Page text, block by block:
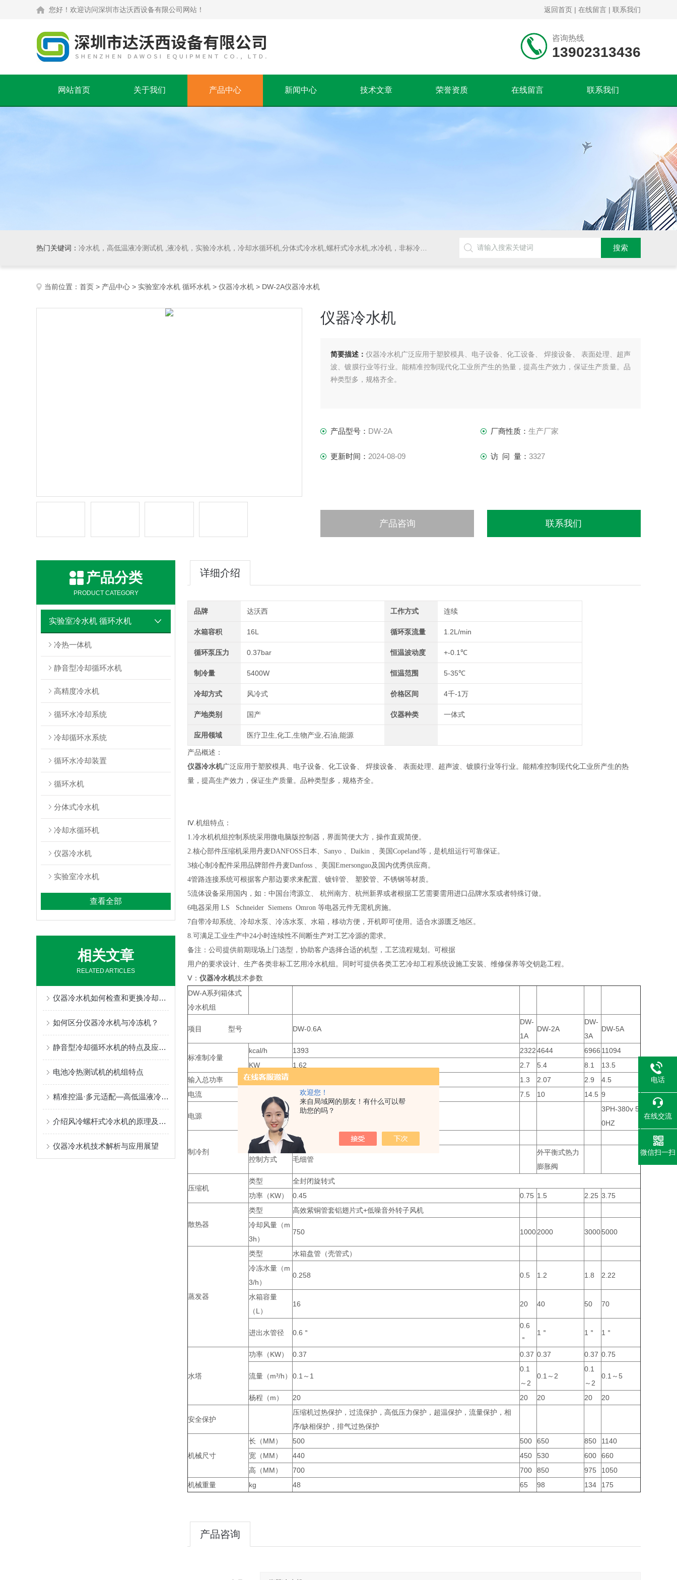
欢迎您！
来自局域网的朋友！有什么可以帮
助您的吗？
您好！欢迎访问深圳市达沃西设备有限公司网站！ 返回首页 | 在线留言 | 联系我们
咨询热线
13902313436
网站首页 关于我们 产品中心 新闻中心 技术文章 荣誉资质 在线留言 联系我们
热门关键词： 冷水机，高低温液冷测试机 ,液冷机，实验冷水机，冷却水循环机,分体式冷水机,螺杆式冷水机,水冷机，非标冷水机
当前位置： 首页 > 产品中心 > 实验室冷水机 循环水机 > 仪器冷水机 > DW-2A仪器冷水机
仪器冷水机
简要描述： 仪器冷水机广泛应用于塑胶模具、电子设备、化工设备、 焊接设备、 表面处理、超声
波、镀膜行业等行业。能精准控制现代化工业所产生的热量，提高生产效力，保证生产质量。品
种类型多，规格齐全。
产品型号： DW-2A 厂商性质： 生产厂家
更新时间： 2024-08-09 访 问 量： 3327
产品咨询 联系我们
产品分类
PRODUCT CATEGORY
实验室冷水机 循环水机
冷热一体机
静音型冷却循环水机
高精度冷水机
循环水冷却系统
冷却循环水系统
循环水冷却装置
循环水机
分体式冷水机
冷却水循环机
仪器冷水机
实验室冷水机
查看全部
相关文章
RELATED ARTICLES
仪器冷水机如何检查和更换冷却液或冷媒
如何区分仪器冷水机与冷冻机？
静音型冷却循环水机的特点及应用领域介绍
电池冷热测试机的机组特点
精准控温·多元适配—高低温液冷测试机赋能多领域高质量发展
介绍风冷螺杆式冷水机的原理及机组特点
仪器冷水机技术解析与应用展望
详细介绍
品牌 达沃西 工作方式 连续
水箱容积 16L 循环泵流量 1.2L/min
循环泵压力 0.37bar 恒温波动度 +-0.1℃
制冷量 5400W 恒温范围 5-35℃
冷却方式 风冷式 价格区间 4千-1万
产地类别 国产 仪器种类 一体式
应用领域 医疗卫生,化工,生物产业,石油,能源
产品概述：
仪器冷水机广泛应用于塑胶模具、电子设备、 化工设备、 焊接设备、 表面处理、 超声波、 镀膜行业等行业。能精准控制现代化工业所产生的热
量，提高生产效力，保证生产质量。品种类型多，规格齐全。
Ⅳ.机组特点：
1.冷水机机组控制系统采用微电脑版控制器，界面简便大方，操作直观简便。
2.核心部件压缩机采用丹麦DANFOSS日本、 Sanyo 、 Daikin 、 美国Copeland等，是机组运行可靠保证。
3核心制冷配件采用品牌部件丹麦Danfoss 、 美国 Emersonguo及国内优秀供应商。
4管路连接系统可根据客户那边要求来配置、 镀锌管、 塑胶管、 不锈钢等材质。
5流体设备采用国内，如：中国台湾源立、 杭州南方、 杭州新界或者根据工艺需要需用进口品牌水泵或者特殊订做。
6电器采用 LS Schneider Siemens Omron 等电器元件无需机房施。
7自带冷却系统、冷却水泵、冷冻水泵、水箱，移动方便，开机即可使用。适合水源匮乏地区。
8.可满足工业生产中24小时连续性不间断生产对工艺冷源的需求。
备注：公司提供前期现场上门选型，协助客户选择合适的机型，工艺流程规划。可根据
用户的要求设计、生产各类非标工艺用冷水机组。同时可提供各类工艺冷却工程系统设施工安装、维修保养等交钥匙工程。
Ⅴ： 仪器冷水机技术参数
DW-A系列箱体式
冷水机组
项目 型号 DW-0.6A
DW-
1A
DW-2A
DW-
3A
DW-5A
标准制冷量
kcal/h 1393 23224644 6966 11094
KW
1.62 2.7 5.4 8.1
13.5
输入总功率
KW 1.3 2.07 2.9
4.5
电流
4.5 7.5 10 14.5 9
电源 1PH-220V 50HZ
3PH-380v 5
0HZ
制冷剂
名称 R22(R134a/407c)
控制方式 毛细管
外平衡式热力
膨胀阀
压缩机
类型
全封闭旋转式
功率（KW）
0.45 0.75 1.5 2.25 3.75
散热器
类型
高效紫铜管套铝翅片式+低噪音外转子风机
冷却风量（m
3h）
750 10002000 30005000
蒸发器
类型
水箱盘管（壳管式）
冷冻水量（m
3/h）
0.258 0.5 1.2 1.8 2.22
水箱容量
（L）
16 20 40 50 70
进出水管径 0.6＂
0.6
＂
1＂ 1＂ 1＂
水塔
功率（KW） 0.37 0.37 0.37 0.37 0.75
流量（m³/h） 0.1～1
0.1
～2
0.1～2
0.1
～2
0.1～5
杨程（m） 20 20 20 20 20
安全保护
压缩机过热保护，过流保护，高低压力保护，超温保护，流量保护，相
序/缺相保护，排气过热保护
机械尺寸
长（MM） 500 500 650 850
1140
宽（MM）
440 450 530 600
660
高（MM）
700 700 850 975
1050
机械重量
kg 48 65 98 134 175
产品咨询
电话
在线交流
微信扫一扫